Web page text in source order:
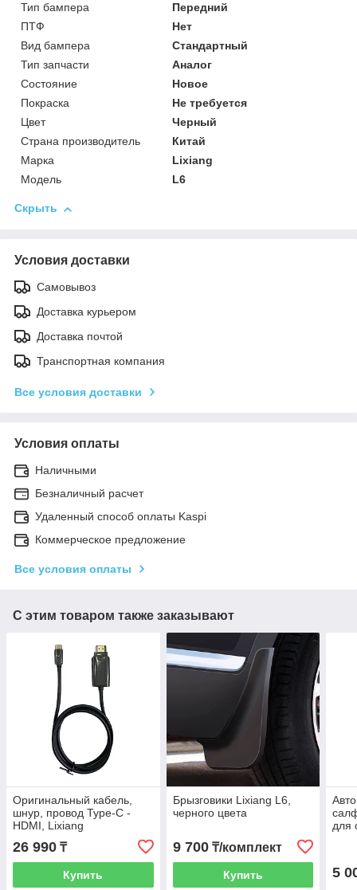
Тип бампера
Передний
ПТФ
Нет
Вид бампера
Стандартный
Тип запчасти
Аналог
Состояние
Новое
Покраска
Не требуется
Цвет
Черный
Страна производитель
Китай
Марка
Lixiang
Модель
L6
Скрыть
Условия доставки
Самовывоз
Доставка курьером
Доставка почтой
Транспортная компания
Все условия доставки
Условия оплаты
Наличными
Безналичный расчет
Удаленный способ оплаты Kaspi
Коммерческое предложение
Все условия оплаты
С этим товаром также заказывают
Оригинальный кабель,
шнур, провод Type-C -
HDMI, Lixiang
26 990 ₸
Купить
Брызговики Lixiang L6,
черного цвета
9 700₸/комплект
Купить
для
5